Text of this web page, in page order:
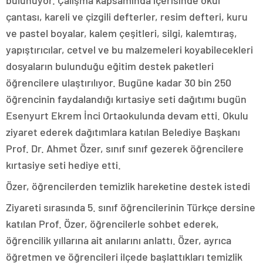
çantası, kareli ve çizgili defterler, resim defteri, kuru
ve pastel boyalar, kalem çeşitleri, silgi, kalemtıraş,
yapıştırıcılar, cetvel ve bu malzemeleri koyabilecekleri
dosyaların bulunduğu eğitim destek paketleri
öğrencilere ulaştırılıyor. Bugüne kadar 30 bin 250
öğrencinin faydalandığı kırtasiye seti dağıtımı bugün
Esenyurt Ekrem İnci Ortaokulunda devam etti. Okulu
ziyaret ederek dağıtımlara katılan Belediye Başkanı
Prof. Dr. Ahmet Özer, sınıf sınıf gezerek öğrencilere
kırtasiye seti hediye etti.
Özer, öğrencilerden temizlik hareketine destek istedi
Ziyareti sırasında 5. sınıf öğrencilerinin Türkçe dersine
katılan Prof. Özer, öğrencilerle sohbet ederek,
öğrencilik yıllarına ait anılarını anlattı. Özer, ayrıca
öğretmen ve öğrencileri ilçede başlattıkları temizlik